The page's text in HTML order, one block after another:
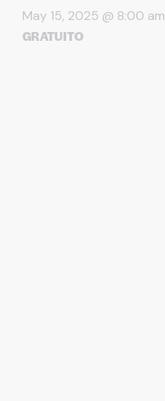
May 15, 2025 @ 8:00 am
GRATUITO